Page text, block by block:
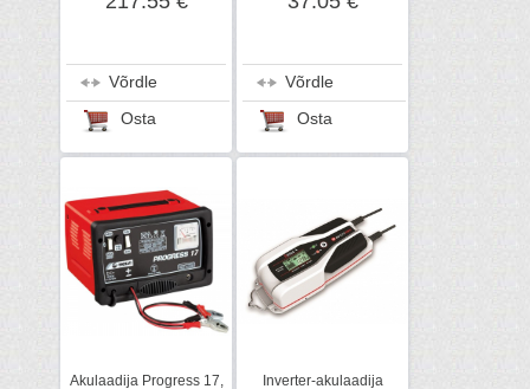
Võrdle
Osta
Võrdle
Osta
Akulaadija Progress 17,
Inverter-akulaadija